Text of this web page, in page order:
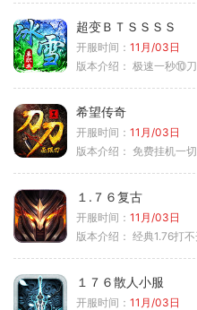
超变ＢＴＳＳＳＳ
开服时间： 11月/03日
版本介绍： 极速一秒⑩刀
希望传奇
开服时间： 11月/03日
版本介绍： 免费挂机一
１.７６复古
开服时间： 11月/03日
版本介绍： 经典1.76打不开
１７６散人小服
开服时间： 11月/03日